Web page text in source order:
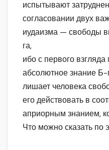
испытывают
согласовании двух
иудаизма — свободы
га,
ибо с первого взгляда
абсолютное знание Б-
лишает человека
его действовать в
априорным знанием,
Что можно сказать по